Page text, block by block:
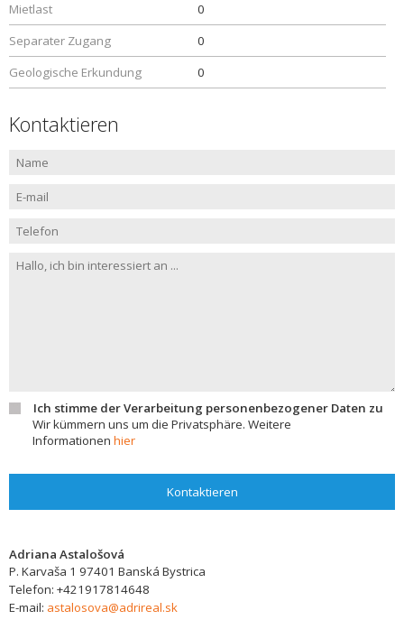
Mietlast
0
Separater Zugang
0
Geologische Erkundung
0
Kontaktieren
Ich stimme der Verarbeitung personenbezogener Daten zu
Wir kümmern uns um die Privatsphäre. Weitere
Informationen hier
Kontaktieren
Adriana Astalošová
P. Karvaša 1 97401 Banská Bystrica
Telefon: +421917814648
E-mail: astalosova@adrireal.sk